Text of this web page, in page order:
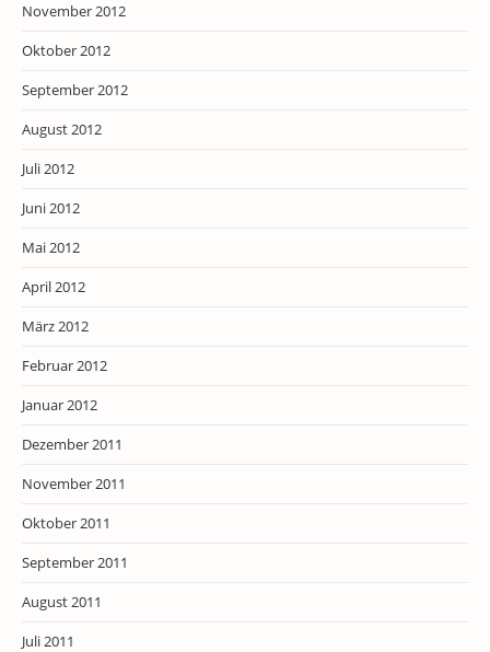
November 2012
Oktober 2012
September 2012
August 2012
Juli 2012
Juni 2012
Mai 2012
April 2012
März 2012
Februar 2012
Januar 2012
Dezember 2011
November 2011
Oktober 2011
September 2011
August 2011
Juli 2011